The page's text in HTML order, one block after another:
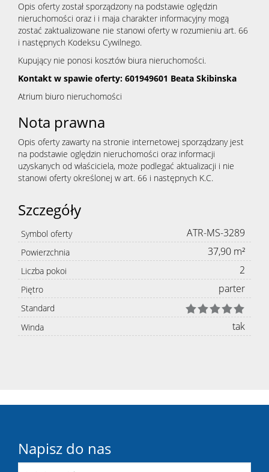
Opis oferty został sporządzony na podstawie oględzin
nieruchomości oraz i i maja charakter informacyjny mogą
zostać zaktualizowane nie stanowi oferty w rozumieniu art. 66
i następnych Kodeksu Cywilnego.
Kupujący nie ponosi kosztów biura nieruchomości.
Kontakt w spawie oferty: 601949601 Beata Skibinska
Atrium biuro nieruchomości
Nota prawna
Opis oferty zawarty na stronie internetowej sporządzany jest
na podstawie oględzin nieruchomości oraz informacji
uzyskanych od właściciela, może podlegać aktualizacji i nie
stanowi oferty określonej w art. 66 i następnych K.C.
Szczegóły
Symbol oferty ATR-MS-3289
Powierzchnia 37,90 m²
Liczba pokoi 2
Piętro parter
Standard
Winda
tak
Napisz do nas